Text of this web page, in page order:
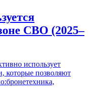
СВО (2025–
использует
которые позволяют